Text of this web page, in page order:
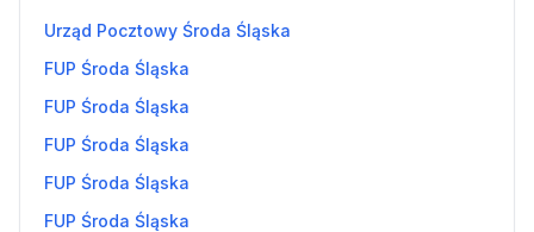
Urząd Pocztowy Środa Śląska
FUP Środa Śląska
FUP Środa Śląska
FUP Środa Śląska
FUP Środa Śląska
FUP Środa Śląska